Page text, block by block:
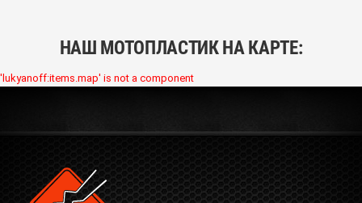
НАШ МОТОПЛАСТИК НА КАРТЕ:
'lukyanoff:items.map' is not a component